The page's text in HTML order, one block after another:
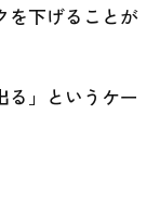
を下げることが
る」というケー